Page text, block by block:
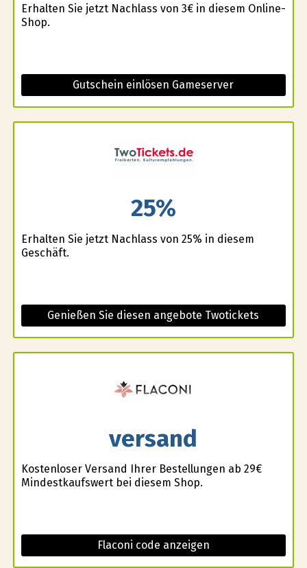
Erhalten Sie jetzt Nachlass von 3€ in diesem Online-
Shop.
Gutschein einlösen Gameserver
25%
Erhalten Sie jetzt Nachlass von 25% in diesem
Geschäft.
Genießen Sie diesen angebote Twotickets
versand
Kostenloser Versand Ihrer Bestellungen ab 29€
Mindestkaufswert bei diesem Shop.
Flaconi code anzeigen